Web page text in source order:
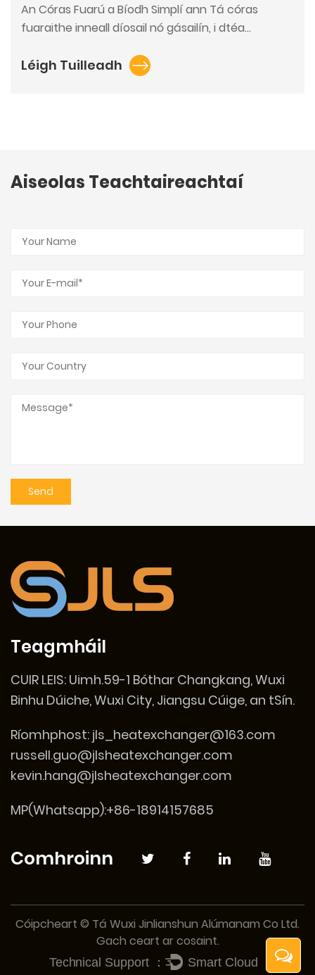
An Córas Fuarú a Bíodh Simplí ann Tá córas
fuaraithe inneall díosail nó gásailín, i dtéa...
Léigh Tuilleadh
Aiseolas Teachtaireachtaí
Teagmháil
CUIR LEIS: Uimh.59-1 Bóthar Changkang, Wuxi
Binhu Dúiche, Wuxi City, Jiangsu Cúige, an tSín.
Ríomhphost: jls_heatexchanger@163.com
russell.guo@jlsheatexchanger.com
kevin.hang@jlsheatexchanger.com
MP(Whatsapp):+86-18914157685
Comhroinn
Cóipcheart © Tá Wuxi Jinlianshun Alúmanam Co Ltd.
Gach ceart ar cosaint.